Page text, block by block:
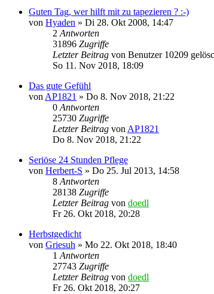
Guten Tag, wer hilft mit zu tapezieren ? :-)
von Hyaden » Di 28. Okt 2008, 14:47
2 Antworten
31896 Zugriffe
Letzter Beitrag von Benutzer 10209
So 11. Nov 2018, 18:09
Das gute Gefühl
von AP1821 » Do 8. Nov 2018, 21:22
0 Antworten
25730 Zugriffe
Letzter Beitrag von AP1821
Do 8. Nov 2018, 21:22
Seriöse 24 Stunden Pflege
von Herbert-S » Do 25. Jul 2013, 14:58
8 Antworten
28138 Zugriffe
Letzter Beitrag von doedl
Fr 26. Okt 2018, 20:28
Herbstgedicht
von Griesuh » Mo 22. Okt 2018, 18:40
1 Antworten
27743 Zugriffe
Letzter Beitrag von doedl
Fr 26. Okt 2018, 20:27